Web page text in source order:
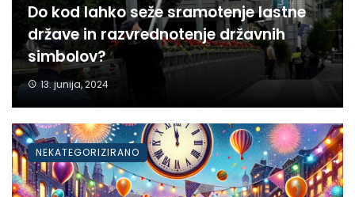
Do kod lahko seže sramotenje lastne
države in razvrednotenje državnih
simbolov?
13. junija, 2024
NEKATEGORIZIRANO